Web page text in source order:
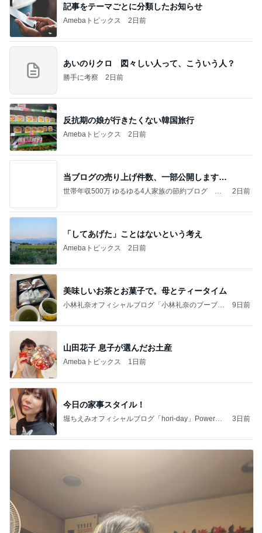
記事をテーマごとに分類したお知らせ
Amebaトピックス 2日前
あいのりクロ 図々しい人って、こういう人？
勝手に考察 2日前
反抗期の娘が行きたくない韓国旅行
Amebaトピックス 2日前
当ブログの売り上げ件数、一部公開します…
世帯年収500万 ゆるゆる4人家族の節約ブログ 〜
2日前
「してあげた」ことはないという考え
Amebaトピックス 2日前
美味しいお茶とお菓子で。母とティータイム
小林礼奈オフィシャルブログ「小林礼奈のブーブー
9日前
山田花子 息子が選んだお土産
Amebaトピックス 1日前
今日の家事スタイル！
堀ちえみオフィシャルブログ「hori-day」Powered
3日前